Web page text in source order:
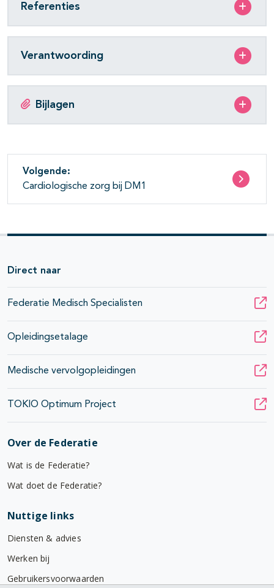
Referenties
Verantwoording
Bijlagen
Volgende:
Cardiologische zorg bij DM1
Direct naar
Federatie Medisch Specialisten
Opleidingsetalage
Medische vervolgopleidingen
TOKIO Optimum Project
Over de Federatie
Wat is de Federatie?
Wat doet de Federatie?
Nuttige links
Diensten & advies
Werken bij
Gebruikersvoorwaarden